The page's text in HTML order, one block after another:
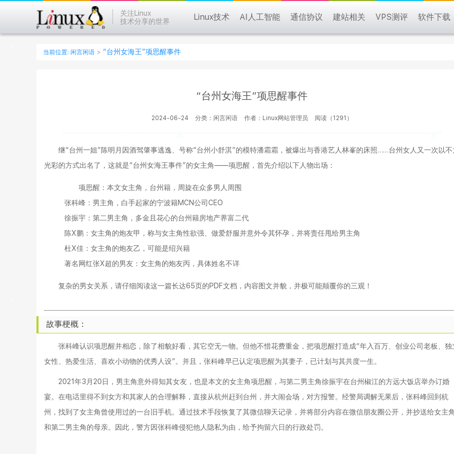
关注Linux
技术分享的世界
Linux技术 AI人工智能 通信协议 建站相关 VPS测评 软件下载
当前位置: 闲言闲语 > “台州女海王”项思醒事件
“台州女海王”项思醒事件
2024-06-24 分类：闲言闲语 作者：Linux网站管理员 阅读（1291）
继“台州一姐”陈明月因酒驾肇事逃逸、号称“台州小舒淇”的模特潘霜霜，被爆出与香港艺人林峯的床照……台州女人又一次以不
光彩的方式出名了，这就是“台州女海王事件”的女主角——项思醒，首先介绍以下人物出场：
项思醒：本文女主角，台州籍，周旋在众多男人周围
张科峰：男主角，白手起家的宁波籍MCN公司CEO
徐振宇：第二男主角，多金且花心的台州籍房地产界富二代
陈X鹏：女主角的炮友甲，称与女主角性欲强、做爱舒服并意外令其怀孕，并将责任甩给男主角
杜X佳：女主角的炮友乙，可能是绍兴籍
著名网红张X超的男友：女主角的炮友丙，具体姓名不详
复杂的男女关系，请仔细阅读这一篇长达65页的PDF文档，内容图文并貌，并极可能颠覆你的三观！
故事梗概：
张科峰认识项思醒并相恋，除了相貌好看，其它空无一物。但他不惜花费重金，把项思醒打造成“年入百万、创业公司老板、独
女性、热爱生活、喜欢小动物的优秀人设”。并且，张科峰早已认定项思醒为其妻子，已计划与其共度一生。
2021年3月20日，男主角意外得知其女友，也是本文的女主角项思醒，与第二男主角徐振宇在台州椒江的方远大饭店举办订婚
宴。在电话里得不到女方和其家人的合理解释，直接从杭州赶到台州，并大闹会场，对方报警。经警局调解无果后，张科峰回到杭
州，找到了女主角曾使用过的一台旧手机。通过技术手段恢复了其微信聊天记录，并将部分内容在微信朋友圈公开，并抄送给女主
和第二男主角的母亲。因此，警方因张科峰侵犯他人隐私为由，给予拘留六日的行政处罚。